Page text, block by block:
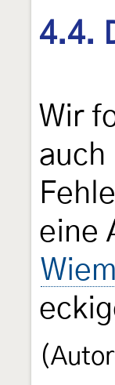
4.4.
Wir
auch
eine